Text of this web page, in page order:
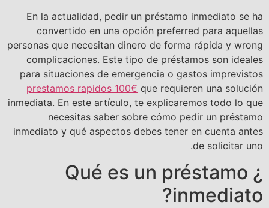
En la actualidad, pedir un préstamo inmediato se ha
convertido en una opción preferred para aquellas
personas que necesitan dinero de forma rápida y wrong
complicaciones. Este tipo de préstamos son ideales
para situaciones de emergencia o gastos imprevistos
prestamos rapidos 100€ que requieren una solución
inmediata. En este artículo, te explicaremos todo lo que
necesitas saber sobre cómo pedir un préstamo
inmediato y qué aspectos debes tener en cuenta antes
de solicitar uno.
¿ Qué es un préstamo
inmediato?